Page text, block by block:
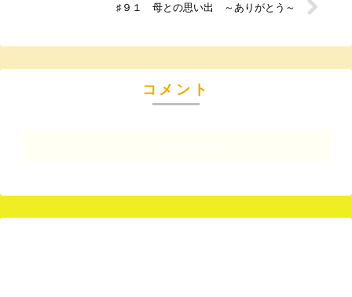
♯９１ 母との思い出 ～ありがとう～
コメント